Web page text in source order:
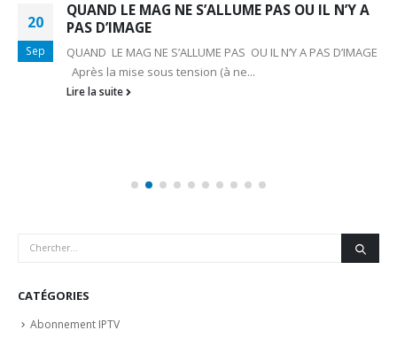
20
Sep
QUAND LE MAG NE S’ALLUME PAS OU IL N’Y A
PAS D’IMAGE
QUAND LE MAG NE S’ALLUME PAS OU IL N’Y A PAS D’IMAGE
Après la mise sous tension (à ne...
Lire la suite
CATÉGORIES
Abonnement IPTV